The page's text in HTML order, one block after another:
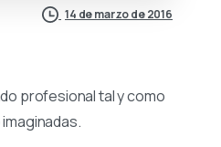
14 de marzo de 2016
profesional tal y como